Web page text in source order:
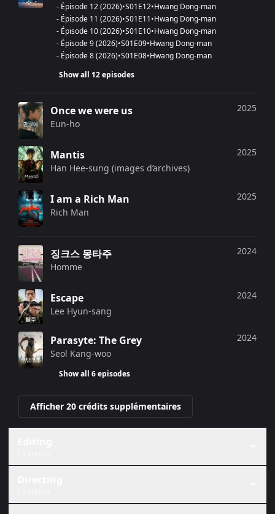
- Épisode 12(2026)•S01E12•Hwang Dong-man
- Épisode 11 (2026)•S01E11•Hwang Dong-man
- Épisode 10(2026)•S01E10•Hwang Dong-man
- Épisode 9(2026)•S01E09•Hwang Dong-man
- Épisode 8(2026)•S01E08•Hwang Dong-man
Show all 12 episodes
Once we were us
Eun-ho
2025
Mantis
Han Hee-sung (images d’archives)
2025
I am a Rich Man
Rich Man
2025
징크스 몽타주
Homme
2024
Escape
Lee Hyun-sang
2024
Parasyte: The Grey
Seol Kang-woo
Show all 6 episodes
2024
Afficher 20 crédits supplémentaires